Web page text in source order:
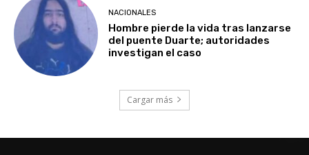
NACIONALES
Hombre pierde la vida tras lanzarse
del puente Duarte; autoridades
investigan el caso
Cargar más